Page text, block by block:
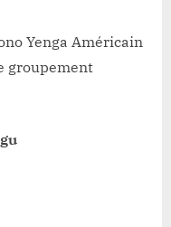
Yenga Américain
groupement